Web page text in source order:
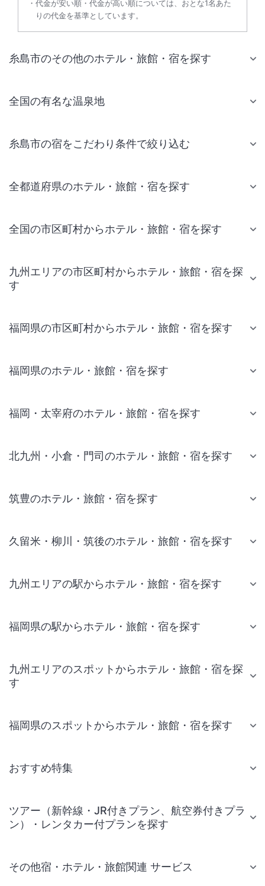
代金が安い順・代金が高い順については、おとな1名あた
りの代金を基準としています。
糸島市のその他のホテル・旅館・宿を探す
全国の有名な温泉地
糸島市の宿をこだわり条件で絞り込む
全都道府県のホテル・旅館・宿を探す
全国の市区町村からホテル・旅館・宿を探す
九州エリアの市区町村からホテル・旅館・宿を探
す
福岡県の市区町村からホテル・旅館・宿を探す
福岡県のホテル・旅館・宿を探す
福岡・太宰府のホテル・旅館・宿を探す
北九州・小倉・門司のホテル・旅館・宿を探す
筑豊のホテル・旅館・宿を探す
久留米・柳川・筑後のホテル・旅館・宿を探す
九州エリアの駅からホテル・旅館・宿を探す
福岡県の駅からホテル・旅館・宿を探す
九州エリアのスポットからホテル・旅館・宿を探
す
福岡県のスポットからホテル・旅館・宿を探す
おすすめ特集
ツアー（新幹線・JR付きプラン、航空券付きプラ
ン）・レンタカー付プランを探す
その他宿・ホテル・旅館関連 サービス